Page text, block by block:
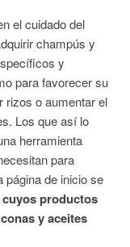
el cuidado del
champús y
y
para favorecer su
rizos o aumentar el
Los que así lo
herramienta
para
página de inicio se
cuyos productos
y aceites